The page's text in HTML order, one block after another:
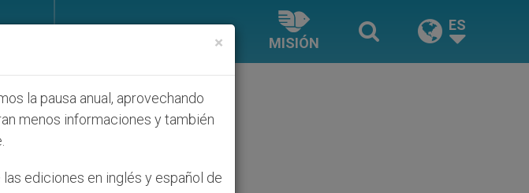
MISIÓN
ES
×
la pausa anual, aprovechando
menos informaciones y también
ediciones en inglés y español de